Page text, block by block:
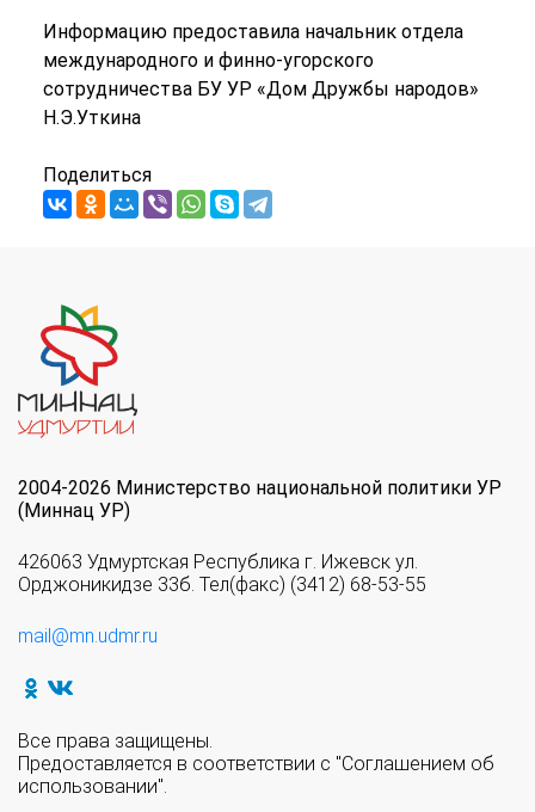
Информацию предоставила начальник отдела
международного и финно-угорского
сотрудничества БУ УР «Дом Дружбы народов»
Н.Э.Уткина
Поделиться
2004-2026 Министерство национальной политики УР
(Миннац УР)
426063 Удмуртская Республика г. Ижевск ул.
Орджоникидзе 33б. Тел(факс) (3412) 68-53-55
mail@mn.udmr.ru
Все права защищены.
Предоставляется в соответствии с "Соглашением об
использовании".